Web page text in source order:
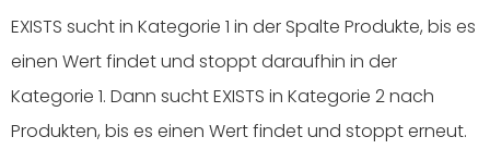
EXISTS sucht in Kategorie 1 in der Spalte Produkte, bis es
einen Wert findet und stoppt daraufhin in der
Kategorie 1. Dann sucht EXISTS in Kategorie 2 nach
Produkten, bis es einen Wert findet und stoppt erneut.